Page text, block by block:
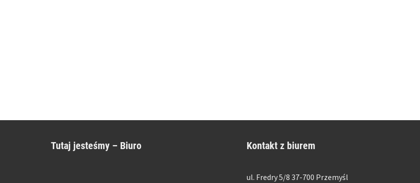
Tutaj jesteśmy – Biuro Kontakt z biurem
ul. Fredry 5/8 37-700 Przemyśl